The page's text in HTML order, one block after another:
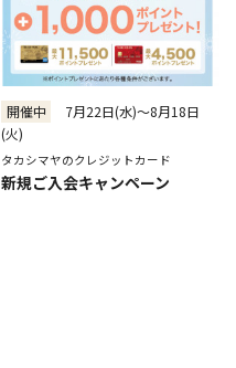
開催中
7月22日(水)～8月18日
(火)
タカシマヤのクレジットカード
新規ご入会キャンペーン